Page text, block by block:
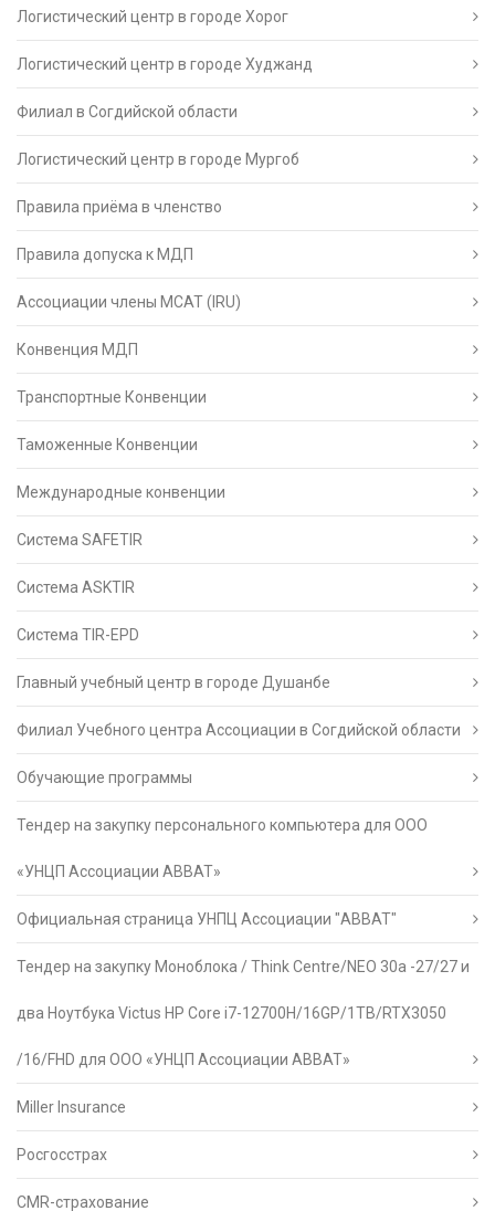
Логистический центр в городе Хорог
Логистический центр в городе Худжанд
Филиал в Согдийской области
Логистический центр в городе Мургоб
Правила приёма в членство
Правила допуска к МДП
Ассоциации члены МСАТ (IRU)
Конвенция МДП
Транспортные Конвенции
Таможенные Конвенции
Международные конвенции
Система SAFETIR
Система ASKTIR
Система TIR-EPD
Главный учебный центр в городе Душанбе
Филиал Учебного центра Ассоциации в Согдийской области
Обучающие программы
Тендер на закупку персонального компьютера для ООО
«УНЦП Ассоциации АВВАТ»
Официальная страница УНПЦ Ассоциации "АВВАТ"
Тендер на закупку Моноблока / Think Centre/NEO 30a -27/27 и
два Ноутбука Victus HP Core i7-12700H/16GP/1TB/RTX3050
/16/FHD для ООО «УНЦП Ассоциации АВВАТ»
Miller Insurance
Росгосстрах
CMR-страхование